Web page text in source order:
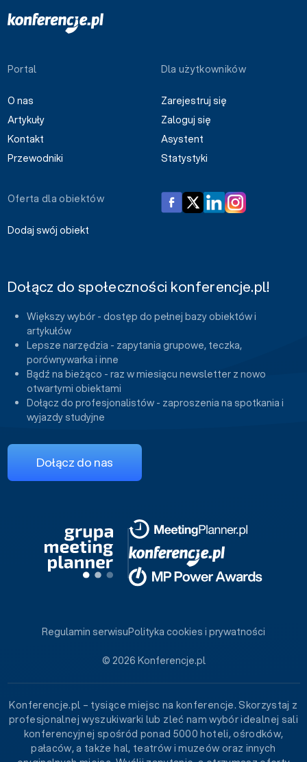
Portal
O nas
Artykuły
Kontakt
Przewodniki
Dla użytkowników
Zarejestruj się
Zaloguj się
Asystent
Statystyki
Oferta dla obiektów
Dodaj swój obiekt
Dołącz do społeczności konferencje.pl!
Większy wybór - dostęp do pełnej bazy obiektów i
artykułów
Lepsze narzędzia - zapytania grupowe, teczka,
porównywarka i inne
Bądź na bieżąco - raz w miesiącu newsletter z nowo
otwartymi obiektami
Dołącz do profesjonalistów - zaproszenia na spotkania i
wyjazdy studyjne
Dołącz do nas
© 2026 Konferencje.pl
Regulamin serwisuPolityka cookies i prywatności
Konferencje.pl – tysiące miejsc na konferencje. Skorzystaj z
profesjonalnej wyszukiwarki lub zleć nam wybór idealnej sali
konferencyjnej spośród ponad 5000 hoteli, ośrodków,
pałaców, a także hal, teatrów i muzeów oraz innych